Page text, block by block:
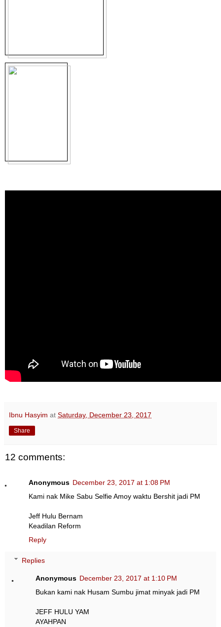
Ibnu Hasyim at Saturday, December 23, 2017
Share
12 comments:
Anonymous December 23, 2017 at 1:08 PM
Kami nak Mike Sabu Selfie Amoy waktu Bershit jadi PM
Jeff Hulu Bernam
Keadilan Reform
Reply
Replies
Anonymous December 23, 2017 at 1:10 PM
Bukan kami nak Husam Sumbu jimat minyak jadi PM
JEFF HULU YAM
AYAHPAN